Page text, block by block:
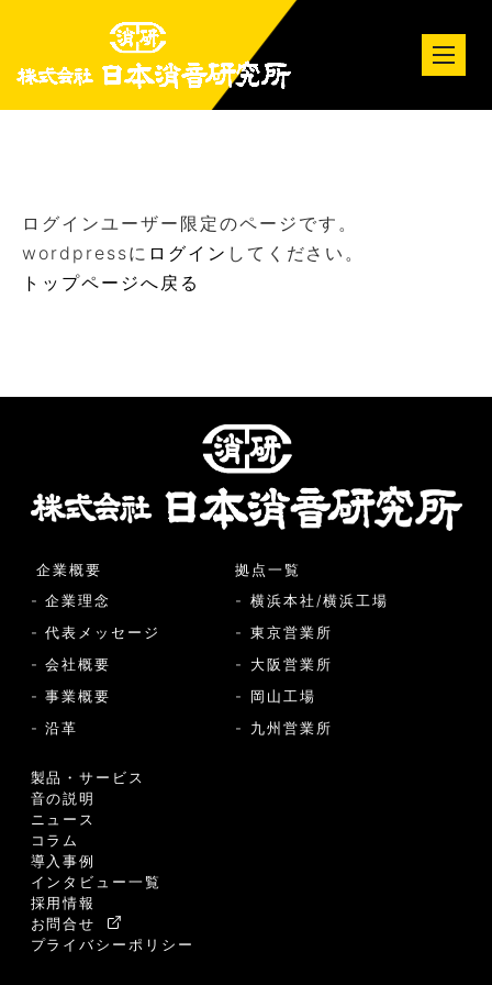
ログインユーザー限定のページです。
wordpressに ログイン してください。
トップページへ戻る
企業概要
- 企業理念
- 代表メッセージ
- 会社概要
- 事業概要
- 沿革
製品・サービス
音の説明
ニュース
コラム
導入事例
インタビュー一覧
採用情報
お問合せ
プライバシーポリシー
拠点一覧
- 横浜本社/横浜工場
- 東京営業所
- 大阪営業所
- 岡山工場
- 九州営業所